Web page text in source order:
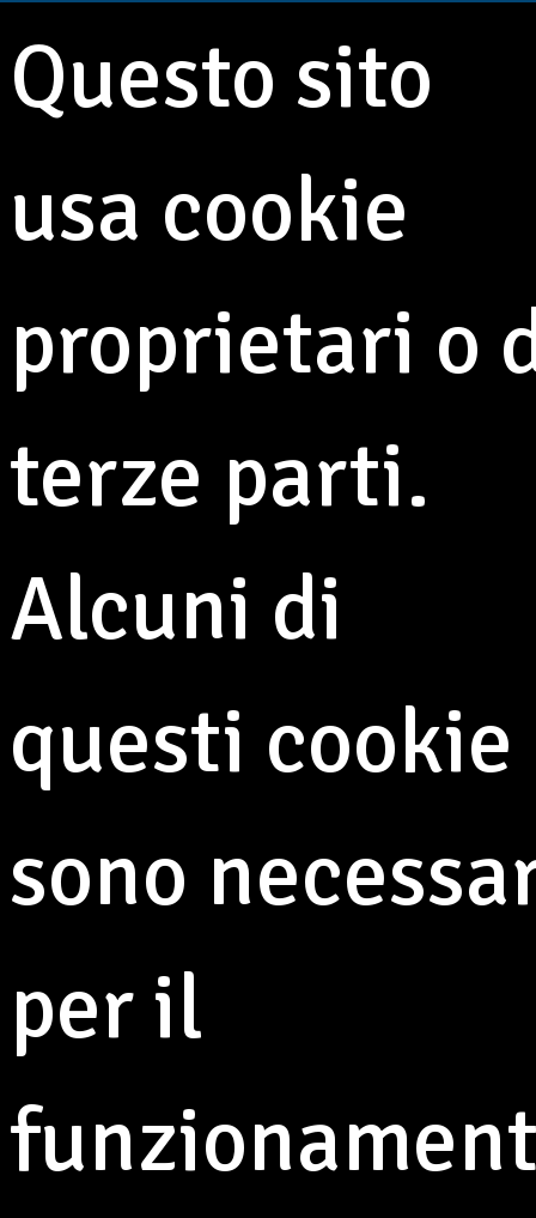
Lunario 2025
Venerdì 4 e sabato 5 luglio torna l'appuntamento con
Lunario, la festa di inizio estate più attesa di tutte.
Grazie agli amici dell'Associazione Lunario di Maggio,
della Solidarietà, che quest'anno si arricchisce di un
ospite davvero speciale: Daniele Reponi, sarà con noi
per deliziarvi con i suoi famosissimi hamburger
Questo sito
usa cookie
proprietari o
terze parti.
Alcuni di
questi cookie
sono
per il